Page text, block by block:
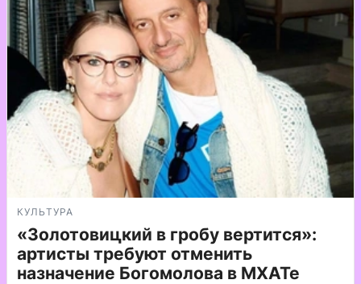
КУЛЬТУРА
«Золотовицкий в гробу вертится»:
артисты требуют отменить
назначение Богомолова в МХАТе